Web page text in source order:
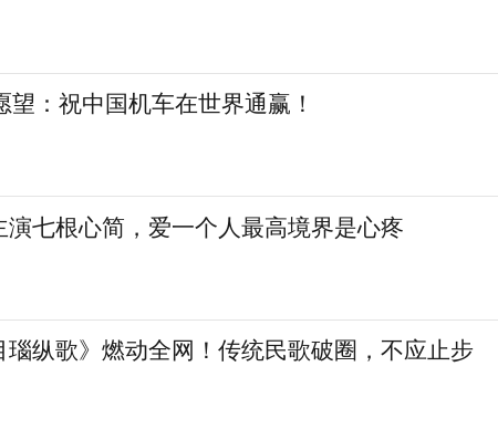
：祝中国机车在世界通赢！
七根心简，爱一个人最高境界是心疼
纵歌》燃动全网！传统民歌破圈，不应止步